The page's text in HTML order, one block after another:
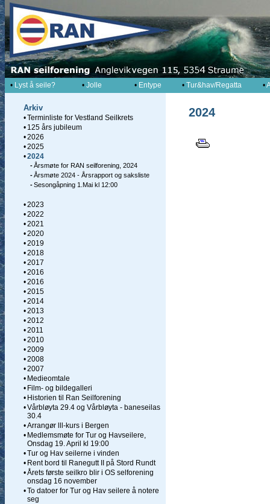
• Lyst å seile? • Jolle • Entype • Tur&hav/Regatta •
Arkiv
•Terminliste for Vestland Seilkrets
• 125 års jubileum
•2026
•2025
•2024
-Årsmøte for RAN seilforening, 2024
-Årsmøte 2024 - Årsrapport og saksliste
-Sesongåpning 1.Mai kl 12:00
•2023
•2022
•2021
•2020
•2019
•2018
•2017
•2016
•2016
•2015
•2014
•2013
•2012
•2011
•2010
•2009
•2008
•2007
• Medieomtale
• Film- og bildegalleri
• Historien til Ran Seilforening
•Vårbløyta 29.4 og Vårbløyta - baneseilas
30.4
•Arrangør lll-kurs i Bergen
• Medlemsmøte for Tur og Havseilere,
Onsdag 19. April kl 19:00
•Tur og Hav seilerne i vinden
• Rent bord til Ranegutt II på Stord Rundt
•Årets første seilkro blir i OS selforening
onsdag 16 november
•To datoer for Tur og Hav seilere å notere
seg
2024